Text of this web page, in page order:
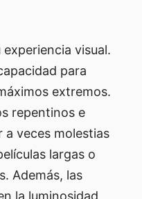
visual.
para
extremos.
repentinos e
veces molestias
largas o
Además, las
la luminosidad